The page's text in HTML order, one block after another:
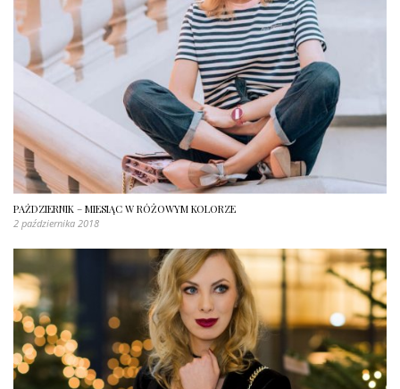
PAŹDZIERNIK – MIESIĄC W RÓŻOWYM KOLORZE
2 października 2018